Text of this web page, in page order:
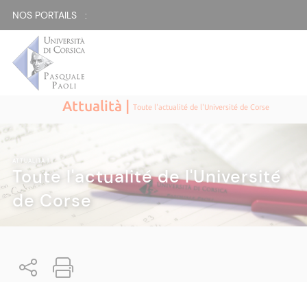
NOS PORTAILS :
Attualità |Toute l'actualité de l'Université de Corse
ATTUALITÀ|
Toute l'actualité de l'Université
de Corse